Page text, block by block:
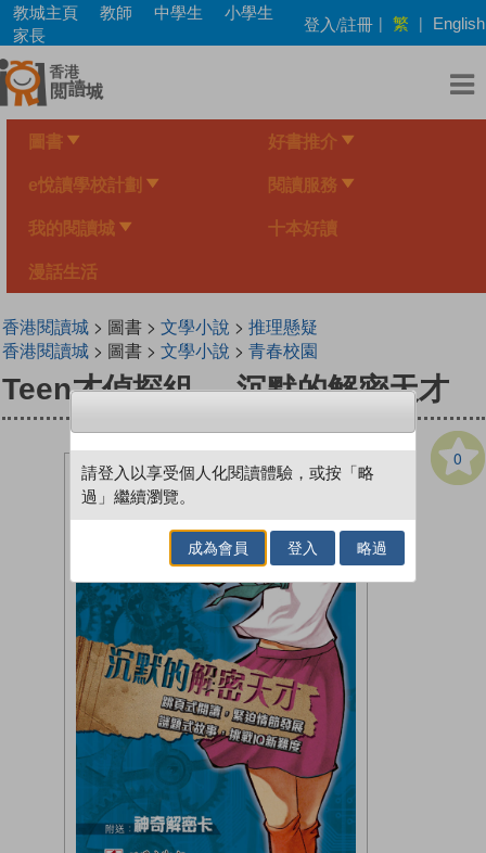
Skip
main
content
教城主頁 教師 中學生
小學生
家長
登入/註冊 | 繁 | English
圖書 好書推介
e悅讀學校計劃 閱讀服務
我的閱讀城 十本好讀
漫話生活
香港閱讀城> 圖書 > 文學小說 > 推理懸疑
香港閱讀城> 圖書 > 文學小說 > 青春校園
Teen才偵探組──沉默的解密天才
0
請登入以享受個人化閱讀體驗，或按「略
過」繼續瀏覽。
成為會員 登入 略過